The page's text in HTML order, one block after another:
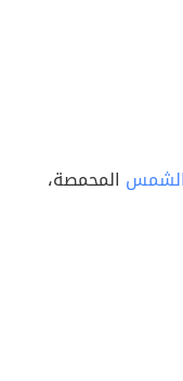
الشمس المحمصة،